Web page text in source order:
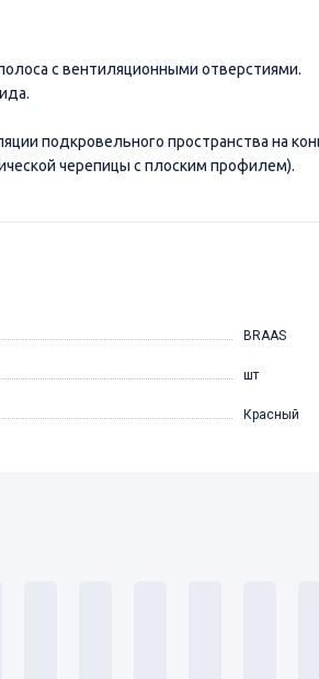
с вентиляционными отверстиями.
подкровельного пространства на
черепицы с плоским профилем).
BRAAS
шт
Красный